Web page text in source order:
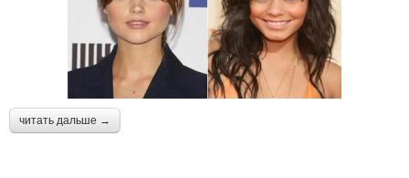
читать дальше →